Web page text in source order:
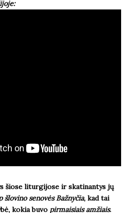
šiose liturgijose ir skatinantys jų
šlovino senovės Bažnyčia, kad tai
kokia buvo pirmaisiais amžiais.